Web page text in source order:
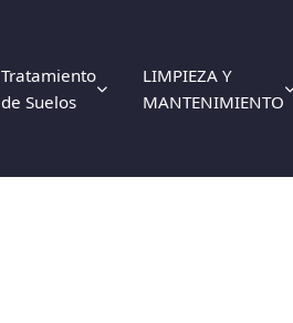
Tratamiento
de Suelos
LIMPIEZA Y
MANTENIMIENTO